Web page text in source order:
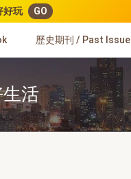
好玩 GO
歷史期刊 / Past Issue
活